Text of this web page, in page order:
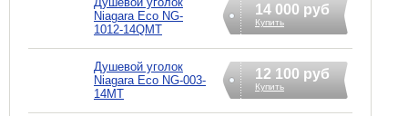
Niagara Eco NG-
1012-14QMT
14 000 руб
Купить
Душевой уголок
Niagara Eco NG-003-
14MT
12 100 руб
Купить